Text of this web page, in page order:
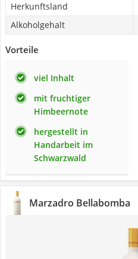
Herkunftsland
Alkoholgehalt
Vorteile
viel Inhalt
mit fruchtiger
Himbeernote
hergestellt in
Handarbeit im
Schwarzwald
Marzadro Bellabomba